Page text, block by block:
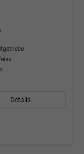
Details